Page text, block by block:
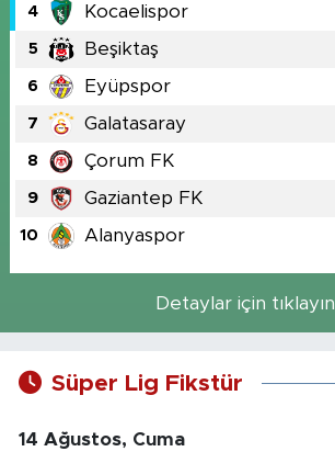
4 Kocaelispor
5 Beşiktaş
6 Eyüpspor
7 Galatasaray
8 Çorum FK
9 Gaziantep FK
10 Alanyaspor
Detaylar için tıklayın
Süper Lig Fikstür
14 Ağustos, Cuma